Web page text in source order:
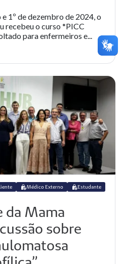
1º de dezembro de 2024, o
recebeu o curso *PICC
para enfermeiros e...
Médico Externo Estudante
da Mama
sobre